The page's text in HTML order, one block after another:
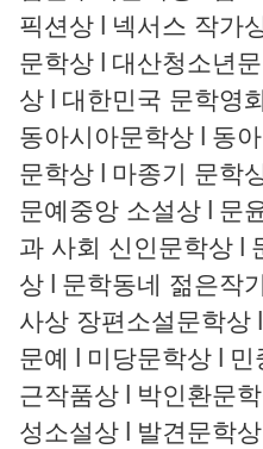
픽션상 l 넥서스 작가
문학상 l 대산청소년
상 l 대한민국 문학영
동아시아문학상 l 동
문학상 l 마종기 문학
문예중앙 소설상 l 문
과 사회 신인문학상 l
상 l 문학동네 젊은작
사상 장편소설문학상 l
문예 l 미당문학상 l 민
근작품상 l 박인환문
성소설상 l 발견문학상